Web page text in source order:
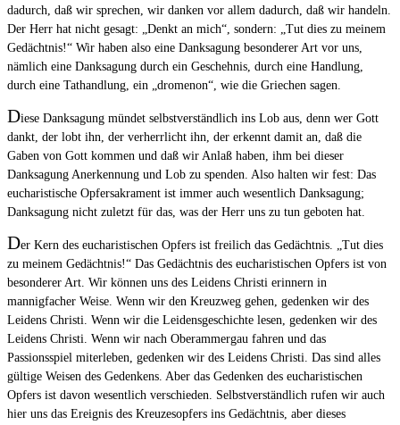
dadurch, daß wir sprechen, wir danken vor allem dadurch, daß wir handeln.
Der Herr hat nicht gesagt: „Denkt an mich“, sondern: „Tut dies zu meinem
Gedächtnis!“ Wir haben also eine Danksagung besonderer Art vor uns,
nämlich eine Danksagung durch ein Geschehnis, durch eine Handlung,
durch eine Tathandlung, ein „dromenon“, wie die Griechen sagen.
Diese Danksagung mündet selbstverständlich ins Lob aus, denn wer Gott
dankt, der lobt ihn, der verherrlicht ihn, der erkennt damit an, daß die
Gaben von Gott kommen und daß wir Anlaß haben, ihm bei dieser
Danksagung Anerkennung und Lob zu spenden. Also halten wir fest: Das
eucharistische Opfersakrament ist immer auch wesentlich Danksagung;
Danksagung nicht zuletzt für das, was der Herr uns zu tun geboten hat.
Der Kern des eucharistischen Opfers ist freilich das Gedächtnis. „Tut dies
zu meinem Gedächtnis!“ Das Gedächtnis des eucharistischen Opfers ist von
besonderer Art. Wir können uns des Leidens Christi erinnern in
mannigfacher Weise. Wenn wir den Kreuzweg gehen, gedenken wir des
Leidens Christi. Wenn wir die Leidensgeschichte lesen, gedenken wir des
Leidens Christi. Wenn wir nach Oberammergau fahren und das
Passionsspiel miterleben, gedenken wir des Leidens Christi. Das sind alles
gültige Weisen des Gedenkens. Aber das Gedenken des eucharistischen
Opfers ist davon wesentlich verschieden. Selbstverständlich rufen wir auch
hier uns das Ereignis des Kreuzesopfers ins Gedächtnis, aber dieses